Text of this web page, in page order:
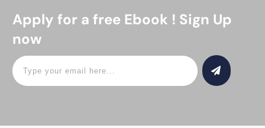
Apply for a free Ebook ! Sign Up
now